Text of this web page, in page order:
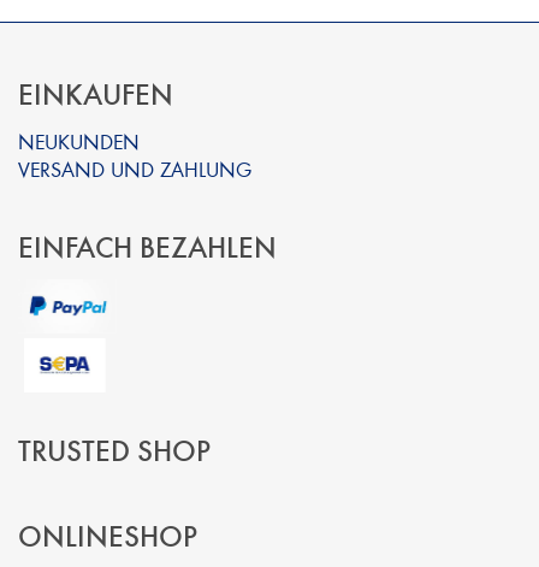
EINKAUFEN
NEUKUNDEN
VERSAND UND ZAHLUNG
EINFACH BEZAHLEN
TRUSTED SHOP
ONLINESHOP